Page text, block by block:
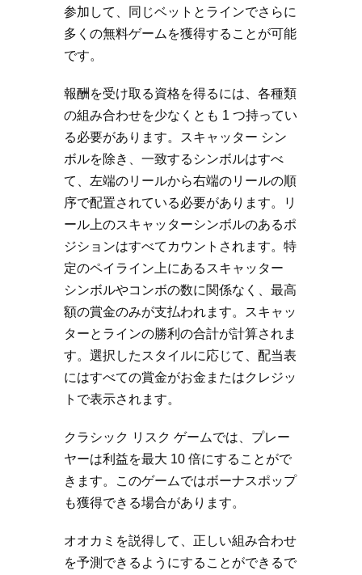
参加して、同じベットとラインでさらに
多くの無料ゲームを獲得することが可能
です。
報酬を受け取る資格を得るには、各種類
の組み合わせを少なくとも 1 つ持ってい
る必要があります。スキャッター シン
ボルを除き、一致するシンボルはすべ
て、左端のリールから右端のリールの順
序で配置されている必要があります。リ
ール上のスキャッターシンボルのあるポ
ジションはすべてカウントされます。特
定のペイライン上にあるスキャッター
シンボルやコンボの数に関係なく、最高
額の賞金のみが支払われます。スキャッ
ターとラインの勝利の合計が計算されま
す。選択したスタイルに応じて、配当表
にはすべての賞金がお金またはクレジッ
トで表示されます。
クラシック リスク ゲームでは、プレー
ヤーは利益を最大 10 倍にすることがで
きます。このゲームではボーナスポップ
も獲得できる場合があります。
オオカミを説得して、正しい組み合わせ
を予測できるようにすることができるで